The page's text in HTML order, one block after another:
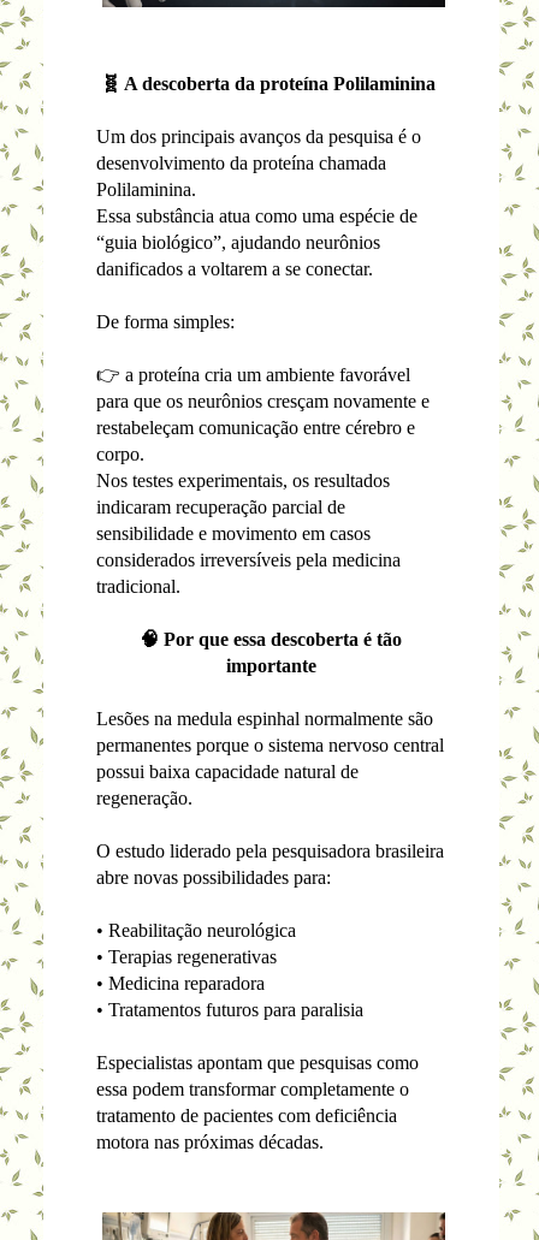
🧬 A descoberta da proteína Polilaminina
Um dos principais avanços da pesquisa é o
desenvolvimento da proteína chamada
Polilaminina.
Essa substância atua como uma espécie de
“guia biológico”, ajudando neurônios
danificados a voltarem a se conectar.
De forma simples:
👉 a proteína cria um ambiente favorável
para que os neurônios cresçam novamente e
restabeleçam comunicação entre cérebro e
corpo.
Nos testes experimentais, os resultados
indicaram recuperação parcial de
sensibilidade e movimento em casos
considerados irreversíveis pela medicina
tradicional.
🧠 Por que essa descoberta é tão
importante
Lesões na medula espinhal normalmente são
permanentes porque o sistema nervoso central
possui baixa capacidade natural de
regeneração.
O estudo liderado pela pesquisadora brasileira
abre novas possibilidades para:
• Reabilitação neurológica
• Terapias regenerativas
• Medicina reparadora
• Tratamentos futuros para paralisia
Especialistas apontam que pesquisas como
essa podem transformar completamente o
tratamento de pacientes com deficiência
motora nas próximas décadas.